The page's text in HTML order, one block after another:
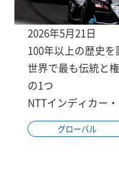
2026年5月21日
100年以上の歴史を
世界で最も伝統と
の1つ
NTTインディカー
グローバル